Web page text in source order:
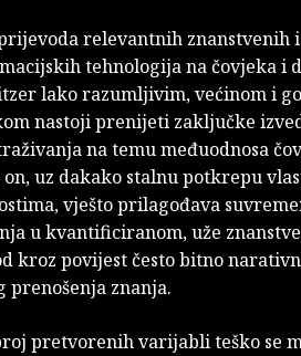
relevantnih znanstvenih
tehnologija na čovjeka i
lako razumljivim, većinom i
nastoji prenijeti zaključke
na temu međuodnosa
uz dakako stalnu potkrepu
vješto prilagođava
u kvantificiranom, uže
kroz povijest često bitno
znanja.
pretvorenih varijabli teško se